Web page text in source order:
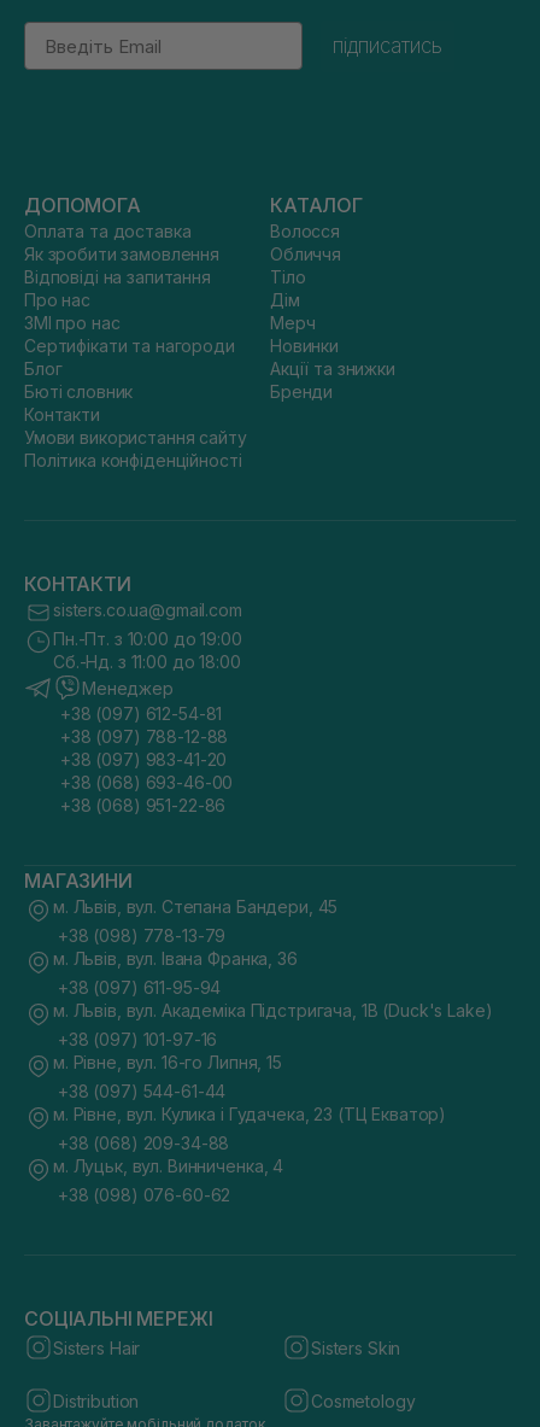
Email
підписатись
ДОПОМОГА
Оплата та доставка
Як зробити замовлення
Відповіді на запитання
Про нас
ЗМІ про нас
Сертифікати та нагороди
Блог
Бюті словник
Контакти
Умови використання сайту
Політика конфіденційності
КАТАЛОГ
Волосся
Обличчя
Тіло
Дім
Мерч
Новинки
Акції та знижки
Бренди
КОНТАКТИ
sisters.co.ua@gmail.com
Пн.-Пт. з 10:00 до 19:00
Сб.-Нд. з 11:00 до 18:00
Менеджер
+38 (097) 612-54-81
+38 (097) 788-12-88
+38 (097) 983-41-20
+38 (068) 693-46-00
+38 (068) 951-22-86
МАГАЗИНИ
м. Львів, вул. Степана Бандери, 45
+38 (098) 778-13-79
м. Львів, вул. Івана Франка, 36
+38 (097) 611-95-94
м. Львів, вул. Академіка Підстригача, 1В (Duck's Lake)
+38 (097) 101-97-16
м. Рівне, вул. 16-го Липня, 15
+38 (097) 544-61-44
м. Рівне, вул. Кулика і Гудачека, 23 (ТЦ Екватор)
+38 (068) 209-34-88
м. Луцьк, вул. Винниченка, 4
+38 (098) 076-60-62
СОЦІАЛЬНІ МЕРЕЖІ
Sisters Hair Sisters Skin
Distribution Cosmetology